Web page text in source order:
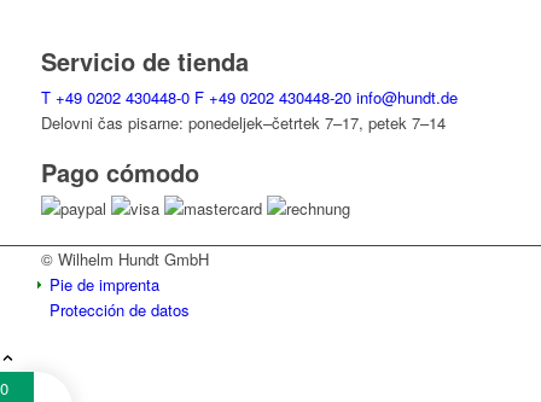
Servicio de tienda
T +49 0202 430448-0 F +49 0202 430448-20 info@hundt.de
Delovni čas pisarne: ponedeljek–četrtek 7–17, petek 7–14
Pago cómodo
© Wilhelm Hundt GmbH
Pie de imprenta
Protección de datos
0